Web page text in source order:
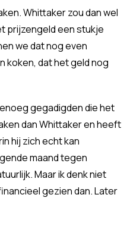
Whittaker zou dan wel
prijzengeld een stukje
we dat nog even
koken, dat het geld nog
gegadigden die het
dan Whittaker en heeft
hij zich echt kan
maand tegen
Maar ik denk niet
gezien dan. Later